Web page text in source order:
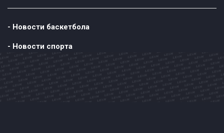
- Новости баскетбола
- Новости спорта